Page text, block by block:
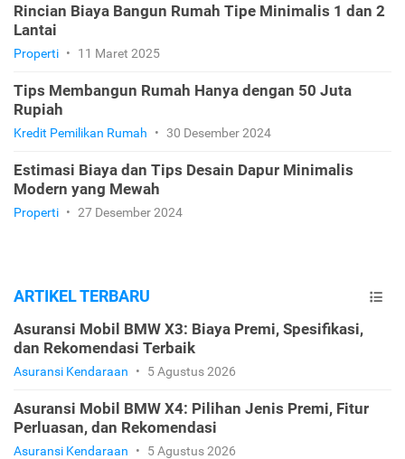
Rincian Biaya Bangun Rumah Tipe Minimalis 1 dan 2
Lantai
Properti • 11 Maret 2025
Tips Membangun Rumah Hanya dengan 50 Juta
Rupiah
Kredit Pemilikan Rumah • 30 Desember 2024
Estimasi Biaya dan Tips Desain Dapur Minimalis
Modern yang Mewah
Properti • 27 Desember 2024
ARTIKEL TERBARU
Asuransi Mobil BMW X3: Biaya Premi, Spesifikasi,
dan Rekomendasi Terbaik
Asuransi Kendaraan • 5 Agustus 2026
Asuransi Mobil BMW X4: Pilihan Jenis Premi, Fitur
Perluasan, dan Rekomendasi
Asuransi Kendaraan • 5 Agustus 2026